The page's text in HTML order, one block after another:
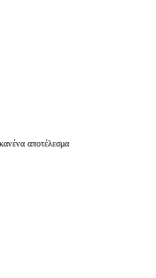
αποτέλεσμα